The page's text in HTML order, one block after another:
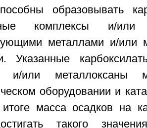
образовывать
комплексы и/
металлами и/или
Указанные
и/или металлоксаны
оборудовании и
масса осадков на
такого